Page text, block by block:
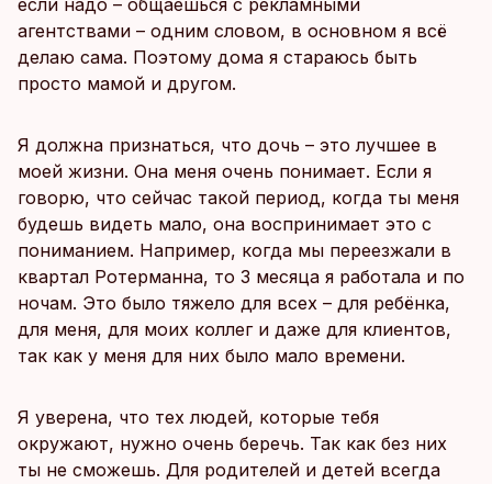
если надо – общаешься с рекламными
агентствами – одним словом, в основном я всё
делаю сама. Поэтому дома я стараюсь быть
просто мамой и другом.
Я должна признаться, что дочь – это лучшее в
моей жизни. Она меня очень понимает. Если я
говорю, что сейчас такой период, когда ты меня
будешь видеть мало, она воспринимает это с
пониманием. Например, когда мы переезжали в
квартал Ротерманна, то 3 месяца я работала и по
ночам. Это было тяжело для всех – для ребёнка,
для меня, для моих коллег и даже для клиентов,
так как у меня для них было мало времени.
Я уверена, что тех людей, которые тебя
окружают, нужно очень беречь. Так как без них
ты не сможешь. Для родителей и детей всегда